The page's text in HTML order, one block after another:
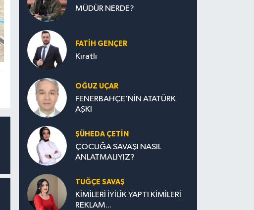
MÜDÜR NERDE?
FATIH GENÇER
Kıratlı
OĞUZ UÇAR
FENERBAHÇE’NİN ATATÜRK
AŞKI
ŞÜHEDA ÇETİN
ÇOCUĞA SAVAŞI NASIL
ANLATMALIYIZ?
TUĞÇE SAVAŞ
KİMİLERİ İYİLİK YAPTI KİMİLERİ
REKLAM...